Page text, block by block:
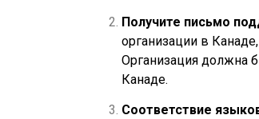
Получите письмо
организации в
Организация должна
Канаде.
Соответствие